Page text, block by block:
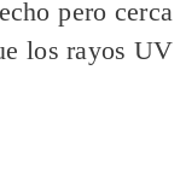
pero cerca
los rayos UV